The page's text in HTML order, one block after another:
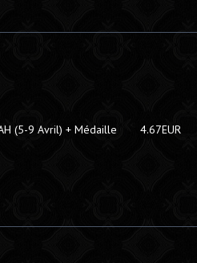
(5-9 Avril) + Médaille 4.67EUR